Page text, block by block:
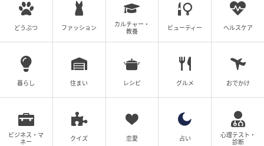
どうぶつ ファッション
カルチャー・
教養
ビューティー ヘルスケア
暮らし 住まい レシピ グルメ おでかけ
ビジネス・マ
ネー
クイズ 恋愛 占い
心理テスト・
診断